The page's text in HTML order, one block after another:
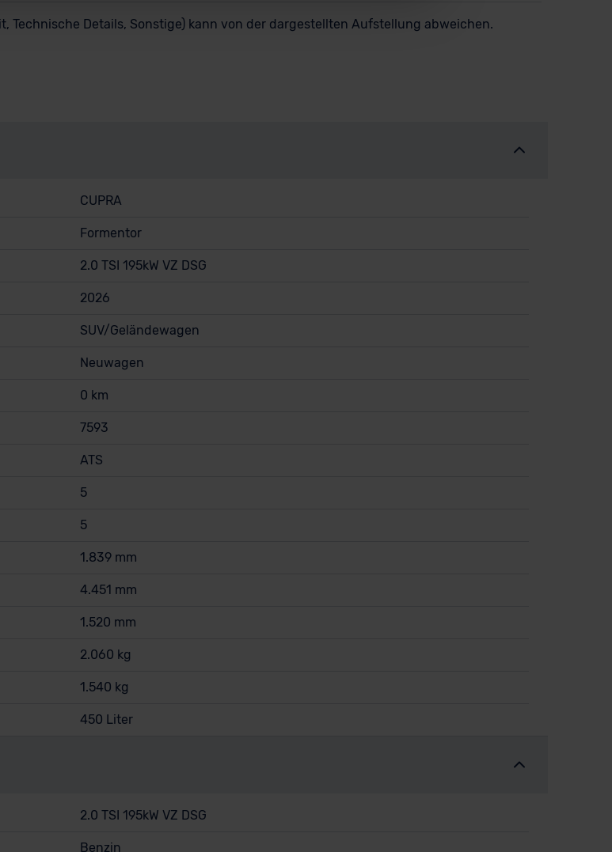
freiwillig erteilen. Nähere Informationen zu den bestehenden
Technische Details, Sonstige) kann von der dargestellten Aufstellung abweichen.
CUPRA
Formentor
2.0 TSI 195kW VZ DSG
2026
SUV/Geländewagen
Neuwagen
0 km
7593
ATS
5
5
1.839 mm
4.451 mm
1.520 mm
2.060 kg
1.540 kg
450 Liter
2.0 TSI 195kW VZ DSG
Benzin